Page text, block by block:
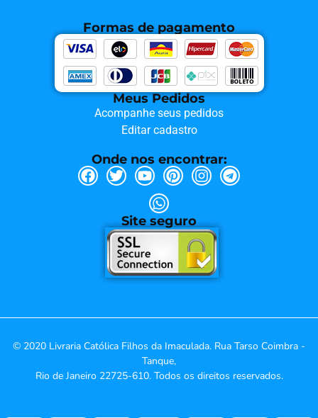
Formas de pagamento
Meus Pedidos
Acompanhe seus pedidos
Editar cadastro
Onde nos encontrar:
Site seguro
© 2020 Livraria Católica Filhos da Imaculada. Rua Tarso Coimbra -
Tanque,
Rio de Janeiro 22725-610. Todos os direitos reservados.